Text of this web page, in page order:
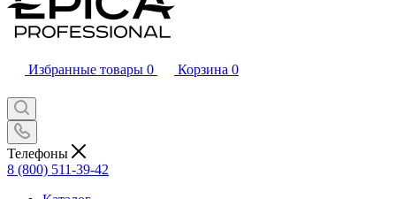
Избранные товары 0 Корзина 0
Телефоны
8 (800) 511-39-42